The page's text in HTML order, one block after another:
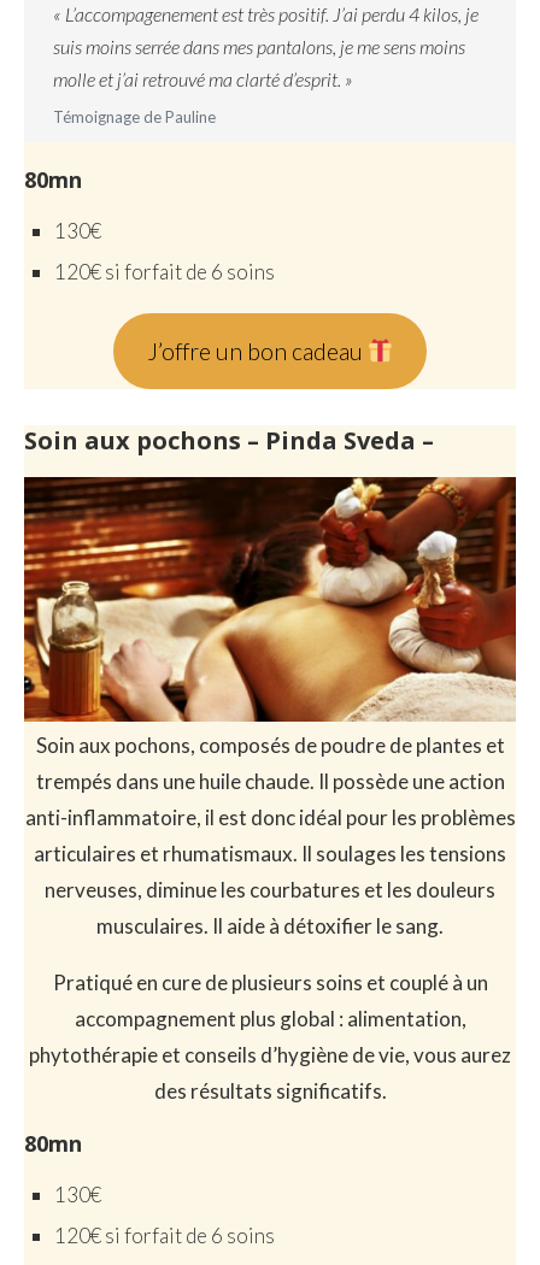
« L’accompagenement est très positif. J’ai perdu 4 kilos, je
suis moins serrée dans mes pantalons, je me sens moins
molle et j’ai retrouvé ma clarté d’esprit. »
Témoignage de Pauline
80mn
130€
120€ si forfait de 6 soins
J’offre un bon cadeau
Soin aux pochons – Pinda Sveda –
Soin aux pochons, composés de poudre de plantes et
trempés dans une huile chaude. Il possède une action
anti-inflammatoire, il est donc idéal pour les problèmes
articulaires et rhumatismaux. Il soulages les tensions
nerveuses, diminue les courbatures et les douleurs
musculaires. Il aide à détoxifier le sang.
Pratiqué en cure de plusieurs soins et couplé à un
accompagnement plus global : alimentation,
phytothérapie et conseils d’hygiène de vie, vous aurez
des résultats significatifs.
80mn
130€
120€ si forfait de 6 soins